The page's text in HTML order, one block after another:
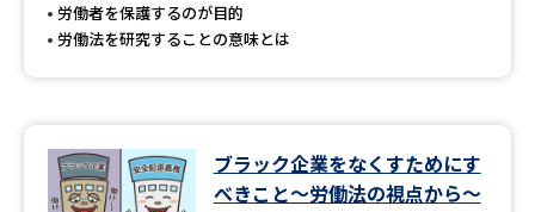
労働者を保護するのが目的
労働法を研究することの意味とは
ブラック企業をなくすためにす
べきこと～労働法の視点から～